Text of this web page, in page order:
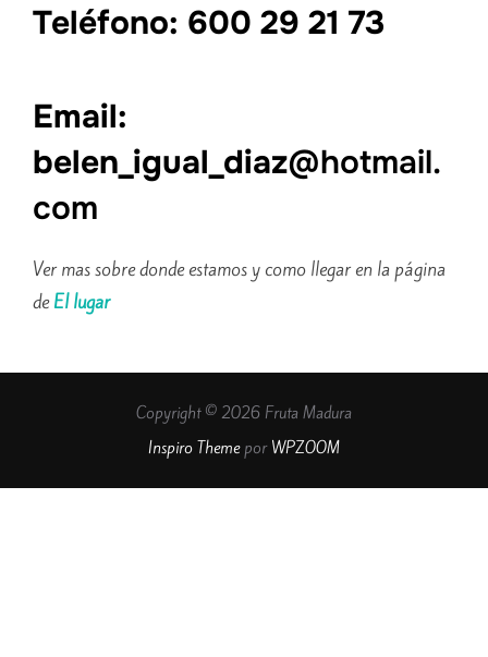
Teléfono: 600 29 21 73
Email:
belen_igual_diaz@hotmail.
com
Ver mas sobre donde estamos y como llegar en la página
deEl lugar
Copyright © 2026 Fruta Madura
Inspiro Themepor WPZOOM